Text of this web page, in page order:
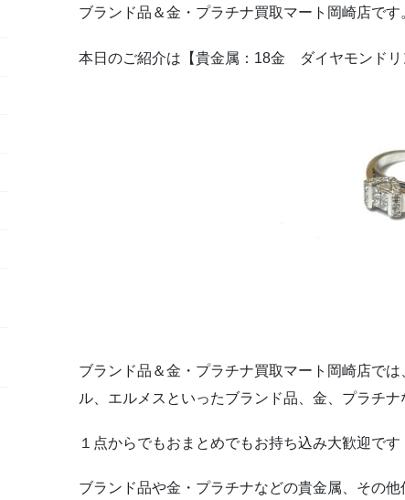
ブランド品＆金・プラチナ買取マート岡崎店です
本日のご紹介は【貴金属：18金 ダイヤモンド
ブランド品＆金・プラチナ買取マート岡崎店で
ル、エルメスといったブランド品、金、プラチナ
１点からでもおまとめでもお持ち込み大歓迎です
ブランド品や金・プラチナなどの貴金属、その